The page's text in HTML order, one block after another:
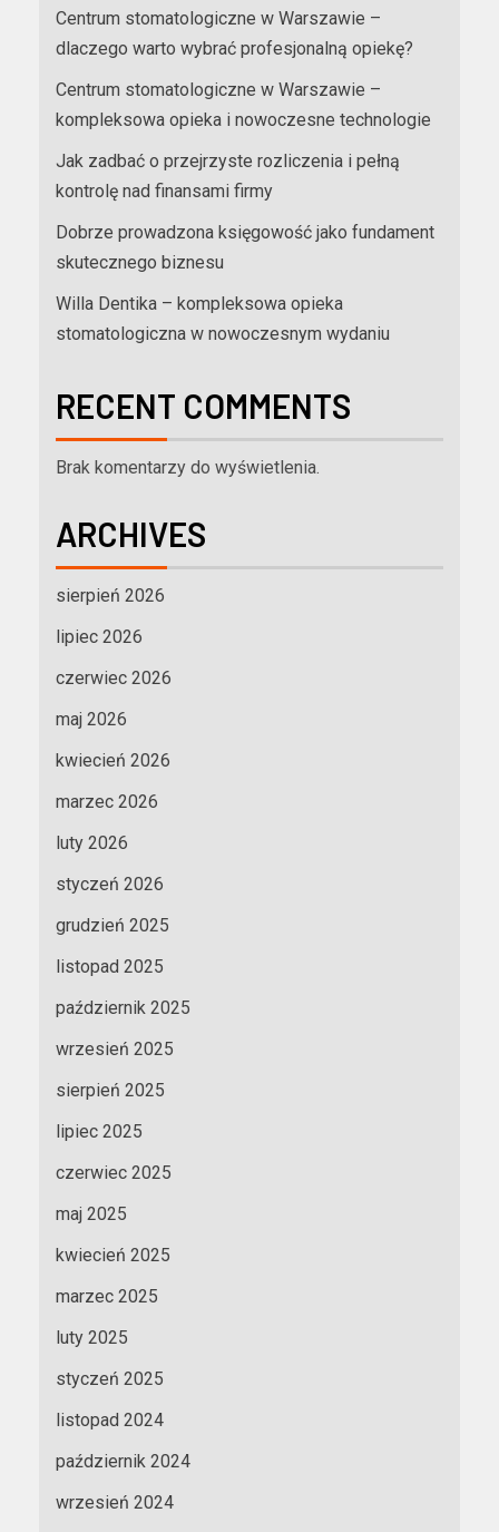
Centrum stomatologiczne w Warszawie –
dlaczego warto wybrać profesjonalną opiekę?
Centrum stomatologiczne w Warszawie –
kompleksowa opieka i nowoczesne technologie
Jak zadbać o przejrzyste rozliczenia i pełną
kontrolę nad finansami firmy
Dobrze prowadzona księgowość jako fundament
skutecznego biznesu
Willa Dentika – kompleksowa opieka
stomatologiczna w nowoczesnym wydaniu
RECENT COMMENTS
Brak komentarzy do wyświetlenia.
ARCHIVES
sierpień 2026
lipiec 2026
czerwiec 2026
maj 2026
kwiecień 2026
marzec 2026
luty 2026
styczeń 2026
grudzień 2025
listopad 2025
październik 2025
wrzesień 2025
sierpień 2025
lipiec 2025
czerwiec 2025
maj 2025
kwiecień 2025
marzec 2025
luty 2025
styczeń 2025
listopad 2024
październik 2024
wrzesień 2024